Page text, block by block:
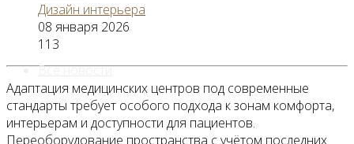
Все новости
Дизайн интерьера
08 января 2026
113
Адаптация медицинских центров под современные
стандарты требует особого подхода к зонам комфорта,
интерьерам и доступности для пациентов.
Переоборудование пространства с учётом последних